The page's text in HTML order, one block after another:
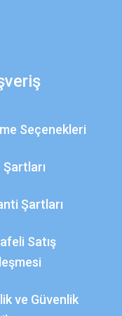
Seçenekleri
Şartları
Şartları
Satış
ve Güvenlik